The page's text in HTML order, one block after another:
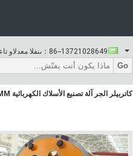
المبيعات والدعم 86--13721028649
Go
كاتربيلر الجر آلة تصنيع الأسلاك الكهربائية 1000MM مركز هيغ